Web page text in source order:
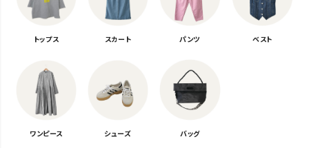
トップス スカート パンツ ベスト
ワンピース シューズ バッグ